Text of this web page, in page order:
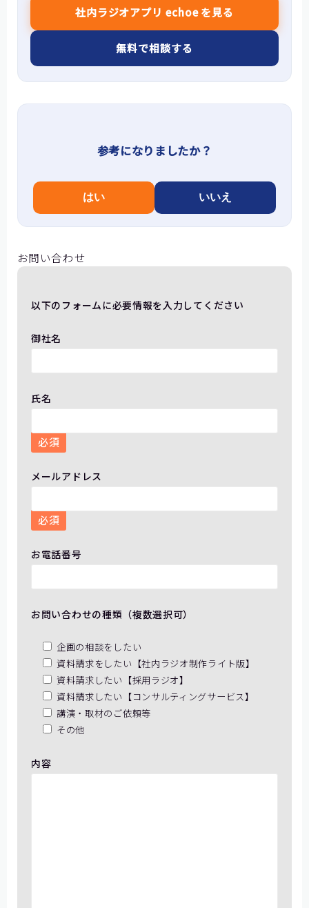
社内ラジオアプリ echoe を見る
無料で相談する
参考になりましたか？
はい いいえ
お問い合わせ
以下のフォームに必要情報を入力してください
御社名
氏名
必須
メールアドレス
必須
お電話番号
お問い合わせの種類（複数選択可）
企画の相談をしたい
資料請求をしたい【社内ラジオ制作ライト版】
資料請求したい【採用ラジオ】
資料請求したい【コンサルティングサービス】
講演・取材のご依頼等
その他
内容